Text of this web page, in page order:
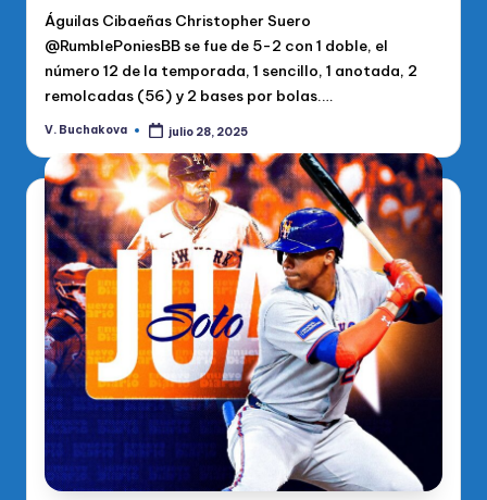
Águilas Cibaeñas Christopher Suero
@RumblePoniesBB se fue de 5-2 con 1 doble, el
número 12 de la temporada, 1 sencillo, 1 anotada, 2
remolcadas (56) y 2 bases por bolas.…
Publicado
V. Buchakova julio 28, 2025